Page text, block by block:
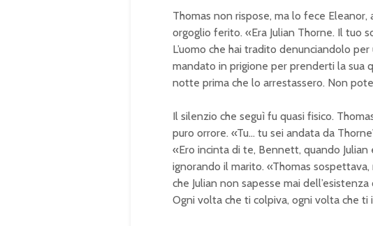
Thomas non rispose, ma lo fece
orgoglio ferito. «Era Julian Thorne. Il tuo
L’uomo che hai tradito denunciandolo
mandato in prigione per prenderti la sua
notte prima che lo arrestassero. Non
Il silenzio che seguì fu quasi fisico.
puro orrore. «Tu… tu sei andata da
«Ero incinta di te, Bennett, quando
ignorando il marito. «Thomas
che Julian non sapesse mai
Ogni volta che ti colpiva, ogni volta che ti